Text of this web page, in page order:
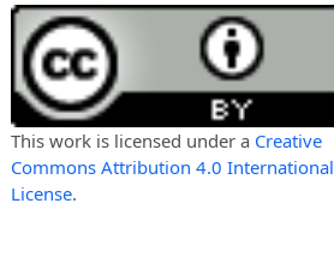
This work is licensed under a Creative
Commons Attribution 4.0 International
License.